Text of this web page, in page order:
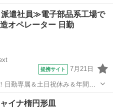
食器 ミル
遣社員≫電子部品系工場で
オペレーター 日勤
提携サイト 7月21日
日勤専属＆土日祝休み＆年間休
カー通勤OK＆無料駐車場あり
茨城県常陸大宮市》 人気の
その他
イナ楕円形皿